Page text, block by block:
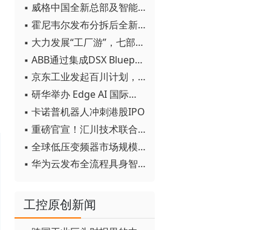
▪ 威格中国全新总部及智能工厂启用
▪ 霍尼韦尔发布分拆后全新品牌：霍尼韦尔科技与霍尼韦尔航空航天
▪ 大力发展“工厂游”，七部门联合发文！
▪ ABB通过集成DSX Blueprint AI基础设施，扩大与英伟达的合作
▪ 京东工业发起百川计划， 构建工业大模型新生态
▪ 研华举办 Edge AI 国际论坛
▪ 卡诺普机器人冲刺港股IPO
▪ 重磅官宣！汇川技术联合发起 D12 联盟，开创产教融合新范式
▪ 全球低压变频器市场规模2030年将超170亿美元
▪ 华为云发布全流程具身智能开发平台CloudRobo
工控原创新闻